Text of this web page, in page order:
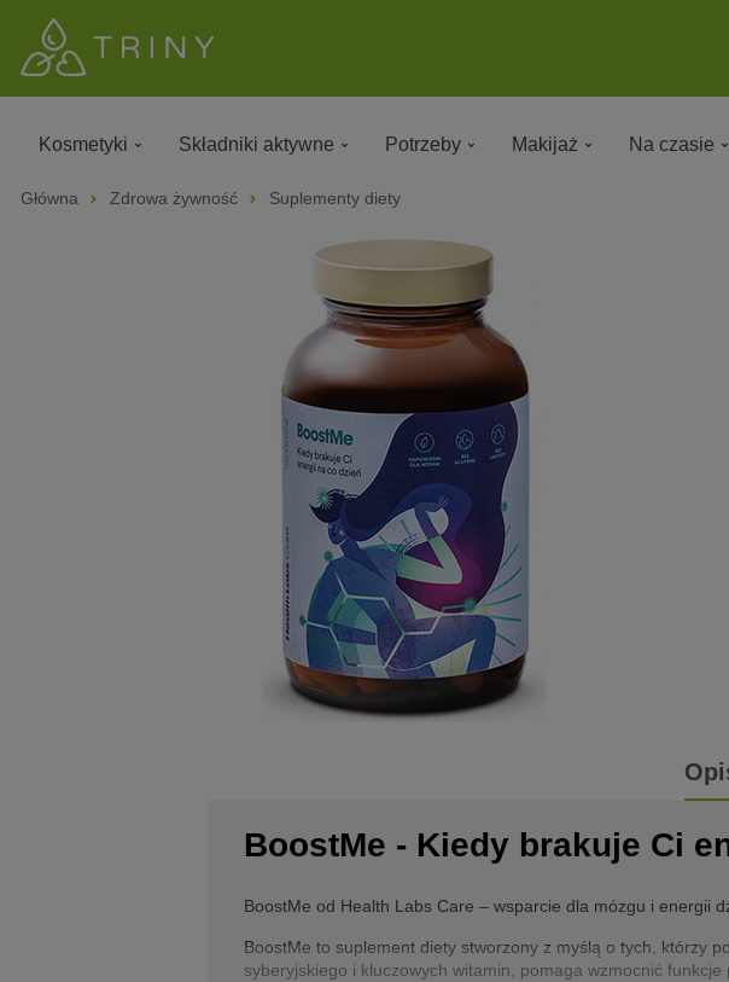
Kosmetyki Składniki aktywne Potrzeby Makijaż Na czasie
Główna Zdrowa żywność Suplementy diety
BoostMe - Kiedy brakuje Ci
BoostMe od Health Labs Care – wsparcie dla mózgu i energii
BoostMe to suplement diety stworzony z myślą o tych, którzy
syberyjskiego i kluczowych witamin, pomaga wzmocnić